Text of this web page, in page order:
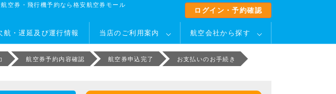
空券・飛行機予約なら格安航空券モール
ログイン・予約確認
航・遅延及び運行情報 当店のご利用案内 航空会社から探す
航空券予約内容確認 航空券申込完了 お支払いのお手続き